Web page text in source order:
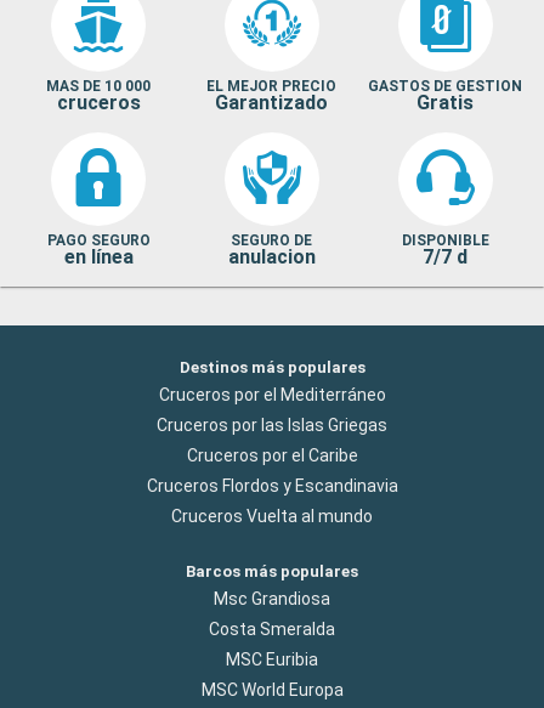
MAS DE 10 000
cruceros
EL MEJOR PRECIO
Garantizado
GASTOS DE GESTION
Gratis
PAGO SEGURO
en línea
SEGURO DE
anulacion
DISPONIBLE
7/7 d
Destinos más populares
Cruceros por el Mediterráneo
Cruceros por las Islas Griegas
Cruceros por el Caribe
Cruceros Flordos y Escandinavia
Cruceros Vuelta al mundo
Barcos más populares
Msc Grandiosa
Costa Smeralda
MSC Euribia
MSC World Europa